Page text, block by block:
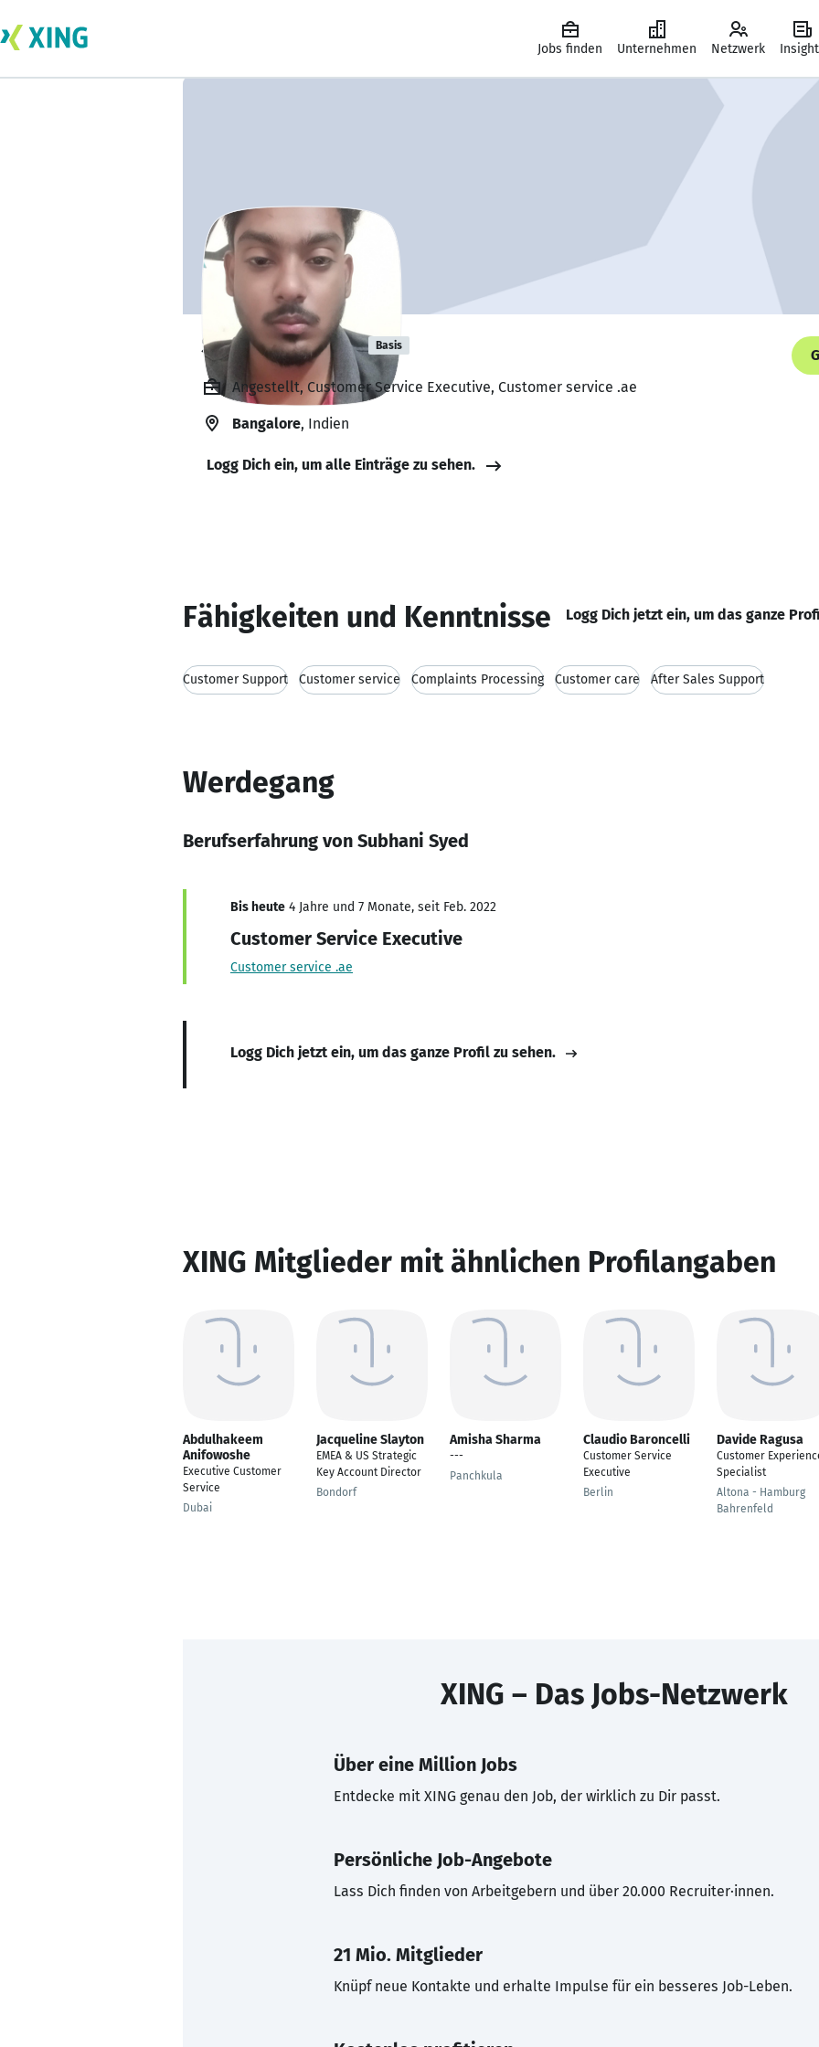
Jobs finden Unternehmen Netzwerk
Subhani Syed Basis
Angestellt, Customer Service Executive, Customer service .ae
Bangalore, Indien
Logg Dich ein, um alle Einträge zu sehen.
Fähigkeiten und Kenntnisse Logg Dich jetzt ein, um das ganze
Customer Support Customer service Complaints Processing Customer care After Sales Support
Werdegang
Berufserfahrung von Subhani Syed
Bis heute 4 Jahre und 7 Monate, seit Feb. 2022
Customer Service Executive
Customer service .ae
Logg Dich jetzt ein, um das ganze Profil zu sehen.
XING Mitglieder mit ähnlichen Profilangaben
Abdulhakeem
Anifowoshe
Executive Customer
Service
Dubai
Jacqueline Slayton
EMEA & US Strategic
Key Account Director
Bondorf
Amisha Sharma
---
Panchkula
Claudio Baroncelli
Customer Service
Executive
Berlin
Davide Ragusa
Customer
Specialist
Altona - Hamburg
Bahrenfeld
XING – Das Jobs-Netzwerk
Über eine Million Jobs
Entdecke mit XING genau den Job, der wirklich zu Dir passt.
Persönliche Job-Angebote
Lass Dich finden von Arbeitgebern und über 20.000 Recruiter·innen.
21 Mio. Mitglieder
Knüpf neue Kontakte und erhalte Impulse für ein besseres Job-Leben.